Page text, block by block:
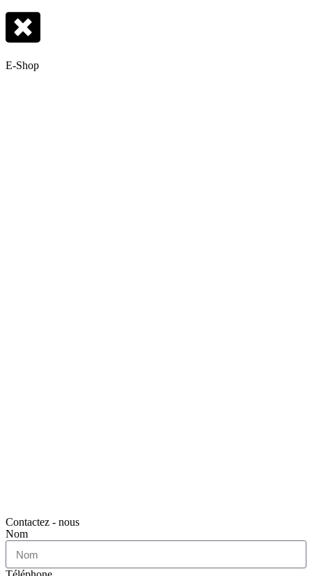
E-Shop
Contactez - nous
Nom